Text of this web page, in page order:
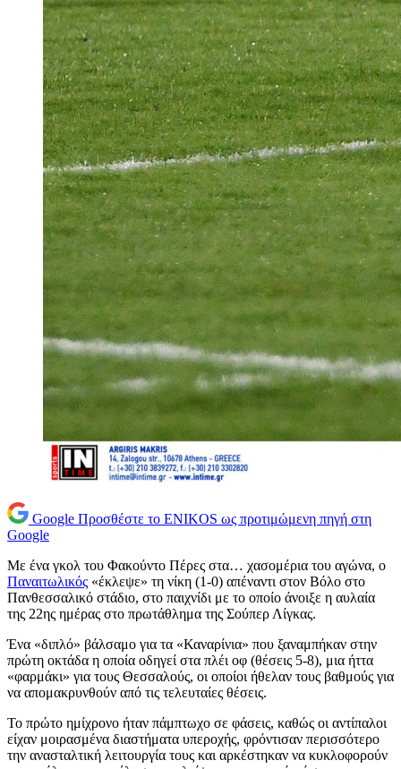
Google Προσθέστε το ENIKOS ως προτιμώμενη πηγή στη
Google
Με ένα γκολ του Φακούντο Πέρες στα… χασομέρια του αγώνα, ο
Παναιτωλικός «έκλεψε» τη νίκη (1-0) απέναντι στον Βόλο στο
Πανθεσσαλικό στάδιο, στο παιχνίδι με το οποίο άνοιξε η αυλαία
της 22ης ημέρας στο πρωτάθλημα της Σούπερ Λίγκας.
Ένα «διπλό» βάλσαμο για τα «Καναρίνια» που ξαναμπήκαν στην
πρώτη οκτάδα η οποία οδηγεί στα πλέι οφ (θέσεις 5-8), μια ήττα
«φαρμάκι» για τους Θεσσαλούς, οι οποίοι ήθελαν τους βαθμούς για
να απομακρυνθούν από τις τελευταίες θέσεις.
Το πρώτο ημίχρονο ήταν πάμπτωχο σε φάσεις, καθώς οι αντίπαλοι
είχαν μοιρασμένα διαστήματα υπεροχής, φρόντισαν περισσότερο
την ανασταλτική λειτουργία τους και αρκέστηκαν να κυκλοφορούν